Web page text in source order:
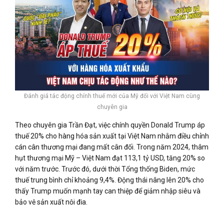
Đánh giá tác động chính thuế mới của Mỹ đối với Việt Nam cùng
chuyên gia
Theo chuyên gia Trần Đạt, việc chính quyền Donald Trump áp
thuế 20% cho hàng hóa sản xuất tại Việt Nam nhằm điều chỉnh
cán cân thương mại đang mất cân đối. Trong năm 2024, thâm
hụt thương mại Mỹ – Việt Nam đạt 113,1 tỷ USD, tăng 20% so
với năm trước. Trước đó, dưới thời Tổng thống Biden, mức
thuế trung bình chỉ khoảng 9,4%. Động thái nâng lên 20% cho
thấy Trump muốn mạnh tay can thiệp để giảm nhập siêu và
bảo vệ sản xuất nội địa.